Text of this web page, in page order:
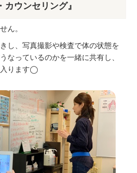
ウンセリング』
ん。
し、写真撮影や検査で体の状態を
なっているのかを一緒に共有し、
入ります◯